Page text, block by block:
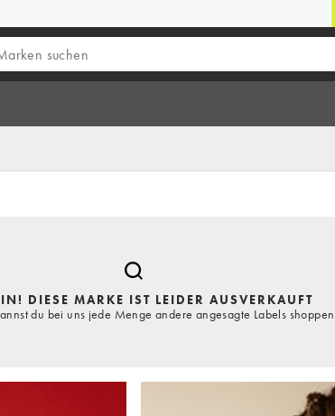
DIESE MARKE IST LEIDER AUSVERKAUFT
du bei uns jede Menge andere angesagte Labels shoppen